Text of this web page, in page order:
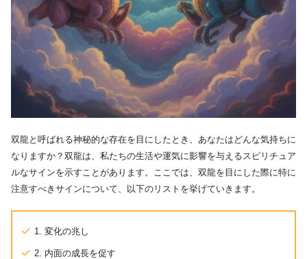
双龍と呼ばれる神秘的な存在を目にしたとき、あなたはどんな気持ちに
なりますか？双龍は、私たちの生活や運気に影響を与えるスピリチュア
ルなサインを示すことがあります。ここでは、双龍を目にした際に特に
注意すべきサインについて、以下のリストを挙げていきます。
1. 変化の兆し
2. 内面の成長を促す